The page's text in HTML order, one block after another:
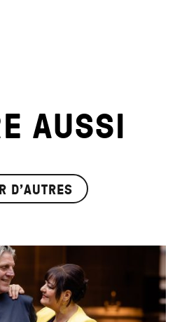
AUSSI
D'AUTRES